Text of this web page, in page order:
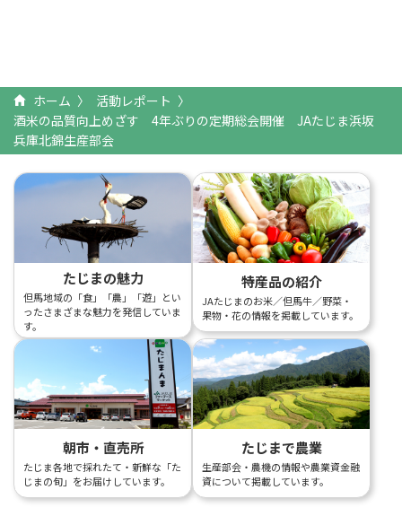
ホーム
活動レポート
酒米の品質向上めざす 4年ぶりの定期総会開催 JAたじま浜坂
兵庫北錦生産部会
たじまの魅力
但馬地域の「食」「農」「遊」とい
ったさまざまな魅力を発信していま
す。
特産品の紹介
JAたじまのお米／但馬牛／野菜・
果物・花の情報を掲載しています。
朝市・直売所
たじま各地で採れたて・新鮮な「た
じまの旬」をお届けしています。
たじまで農業
生産部会・農機の情報や農業資金融
資について掲載しています。